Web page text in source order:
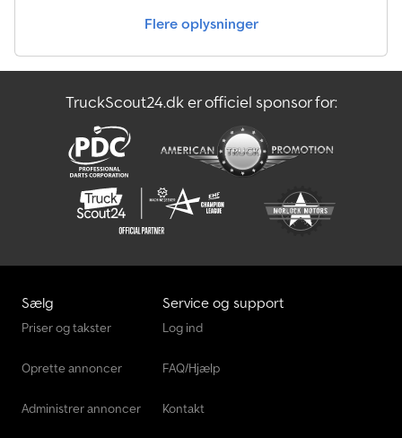
individuel finansiering samt fuldservice- eller telematikløsninger.
Flere oplysninger
TruckScout24.dk er officiel sponsor for:
Sælg
Priser og takster
Oprette annoncer
Administrer annoncer
Service og support
Log ind
FAQ/Hjælp
Kontakt